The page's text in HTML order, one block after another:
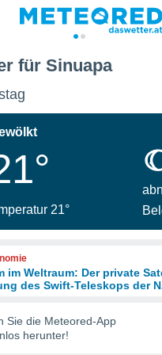
für Sinuapa
21°
im Weltraum: Der private
des Swift-Teleskops der
Sie die Meteored-App
herunter!